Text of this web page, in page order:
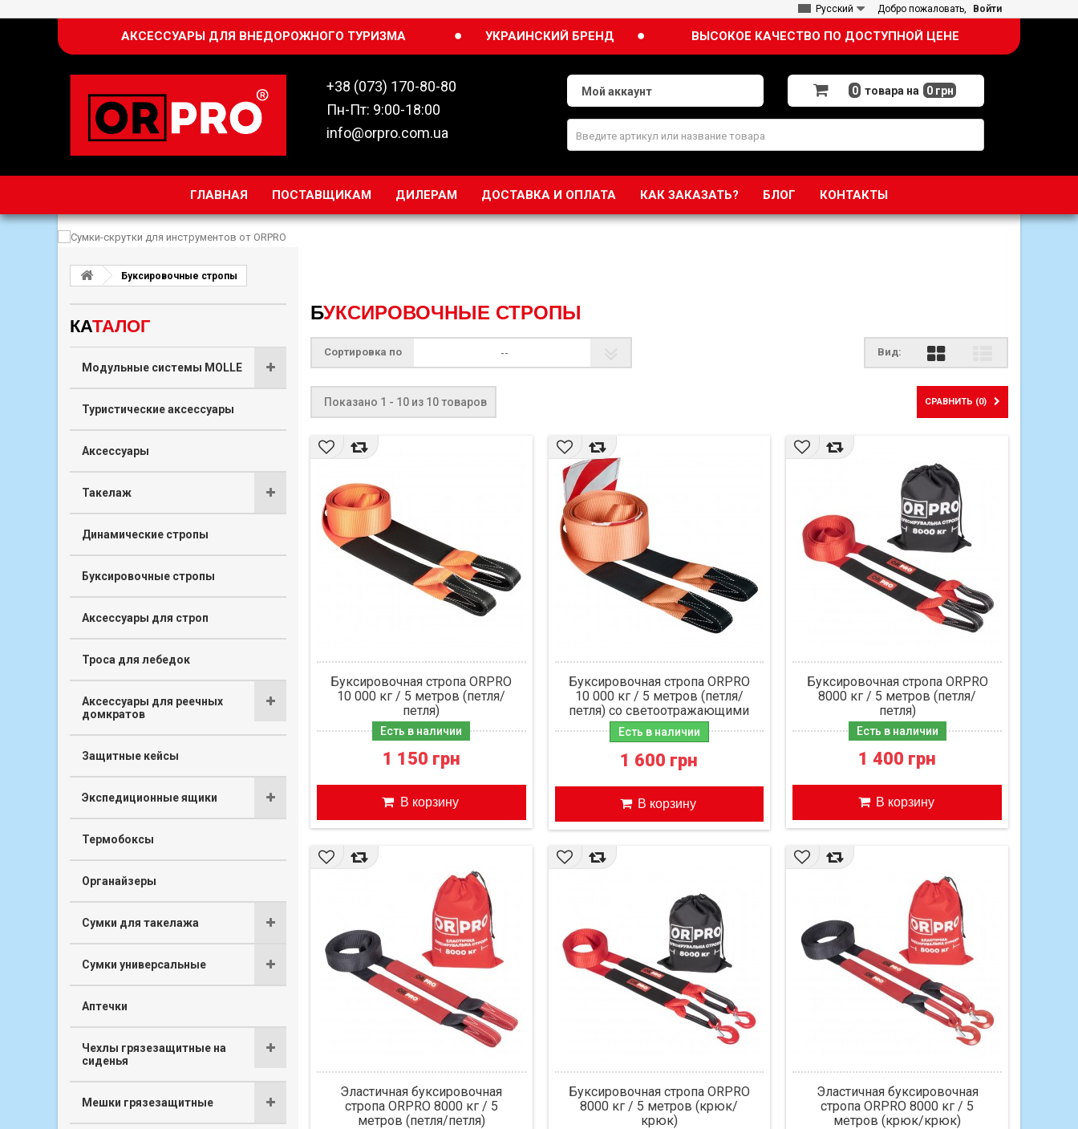
Добро пожаловать, Войти
Русский
АКСЕССУАРЫ ДЛЯ ВНЕДОРОЖНОГО ТУРИЗМА ● УКРАИНСКИЙ БРЕНД ● ВЫСОКОЕ КАЧЕСТВО ПО ДОСТУПНОЙ ЦЕНЕ
+38 (073) 170-80-80
Пн-Пт: 9:00-18:00
info@orpro.com.ua
Мой аккаунт 0 товара на 0 грн
ГЛАВНАЯ ПОСТАВЩИКАМ ДИЛЕРАМ ДОСТАВКА И ОПЛАТА КАК ЗАКАЗАТЬ? БЛОГ КОНТАКТЫ
Буксировочные стропы
КАТАЛОГ
Модульные системы MOLLE
Туристические аксессуары
Аксессуары
Такелаж
Динамические стропы
Буксировочные стропы
Аксессуары для строп
Троса для лебедок
Аксессуары для реечных
домкратов
Защитные кейсы
Экспедиционные ящики
Термобоксы
Органайзеры
Сумки для такелажа
Сумки универсальные
Аптечки
Чехлы грязезащитные на
сиденья
Мешки грязезащитные
БУКСИРОВОЧНЫЕ СТРОПЫ
Вид:
Сортировка по --
СРАВНИТЬ (0)
Показано 1 - 10 из 10 товаров
Буксировочная стропа ORPRO
10 000 кг / 5 метров (петля/
петля)
Есть в наличии
1 150 грн
В корзину
Буксировочная стропа ORPRO
10 000 кг / 5 метров (петля/
петля) со светоотражающими
флажками
Есть в наличии
1 600 грн
В корзину
Буксировочная стропа ORPRO
8000 кг / 5 метров (петля/
петля)
Есть в наличии
1 400 грн
В корзину
Эластичная буксировочная
стропа ORPRO 8000 кг / 5
метров (петля/петля)
Буксировочная стропа ORPRO
8000 кг / 5 метров (крюк/
крюк)
Эластичная буксировочная
стропа ORPRO 8000 кг / 5
метров (крюк/крюк)